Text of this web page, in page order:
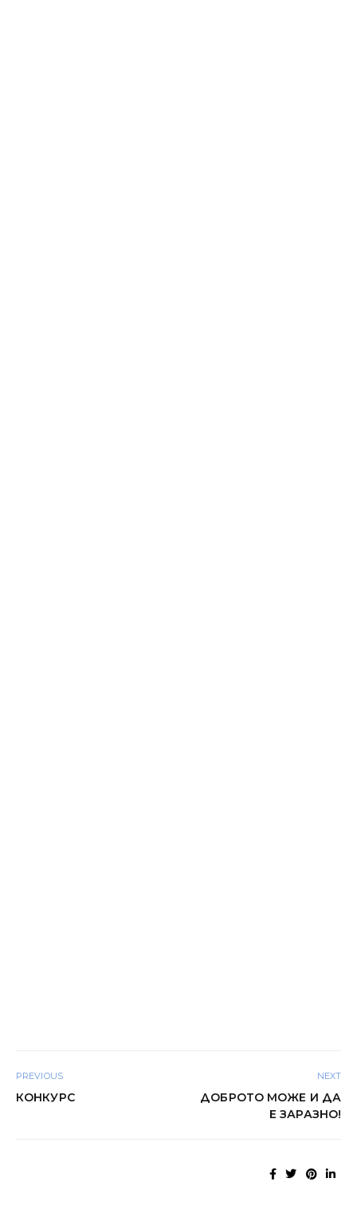
PREVIOUS
КОНКУРС
NEXT
ДОБРОТО МОЖЕ И ДА
Е ЗАРАЗНО!